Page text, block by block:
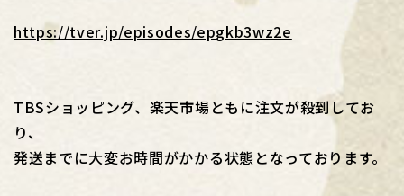
https://tver.jp/episodes/epgkb3wz2e
TBSショッピング、楽天市場ともに注文が殺到してお
り、
発送までに大変お時間がかかる状態となっております。